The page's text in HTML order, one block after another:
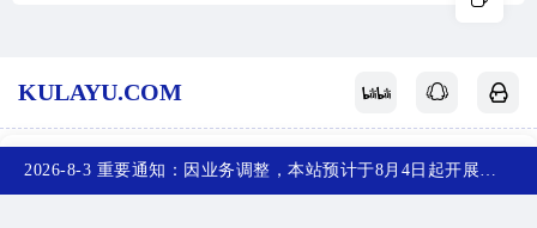
首页 产品 排行榜 投稿
KULAYU.COM
酷拉鱼 网站地图 关于我们 赞赏支持 反馈投稿
2026-8-3 重要通知：因业务调整，本站预计于8月4日起开展新备案，届时，网站首页将访问不了，您可以收藏任意一个页面，访问网站！~